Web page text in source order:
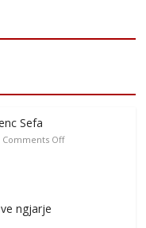
Sefa
Comments Off
ngjarje